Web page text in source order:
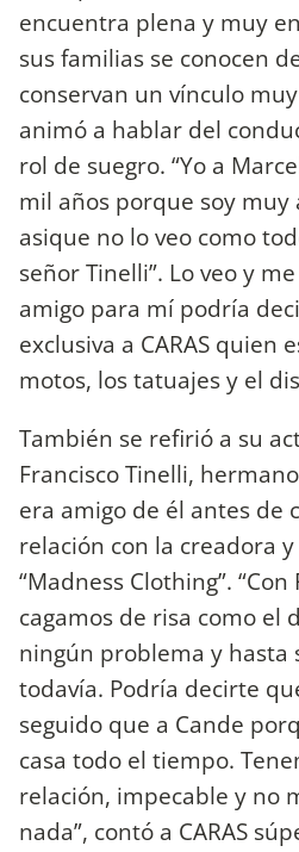
encuentra plena y muy
sus familias se conocen
conservan un vínculo
animó a hablar del
rol de suegro. “Yo a
mil años porque soy muy
asique no lo veo como
señor Tinelli”. Lo veo y
amigo para mí podría
exclusiva a CARAS quien
motos, los tatuajes y el
También se refirió a su
Francisco Tinelli,
era amigo de él antes de
relación con la creadora
“Madness Clothing”.
cagamos de risa como el
ningún problema y hasta
todavía. Podría decirte
seguido que a Cande
casa todo el tiempo.
relación, impecable y no
nada”, contó a CARAS